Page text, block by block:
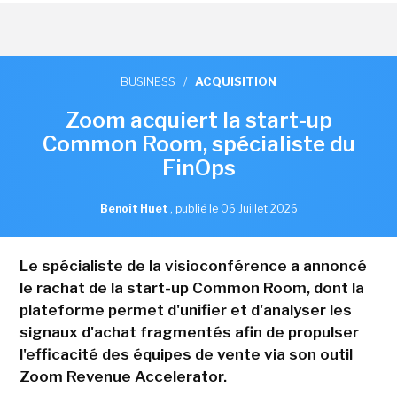
BUSINESS / ACQUISITION
Zoom acquiert la start-up
Common Room, spécialiste du
FinOps
Benoît Huet , publié le 06 Juillet 2026
Le spécialiste de la visioconférence a annoncé
le rachat de la start-up Common Room, dont la
plateforme permet d'unifier et d'analyser les
signaux d'achat fragmentés afin de propulser
l'efficacité des équipes de vente via son outil
Zoom Revenue Accelerator.